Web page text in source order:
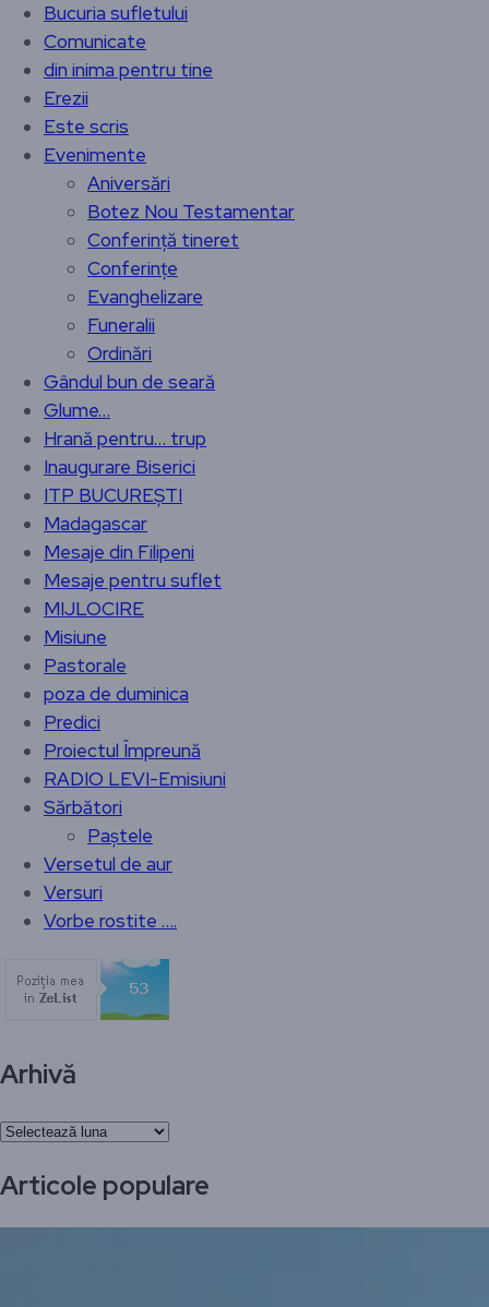
Bucuria sufletului
Comunicate
din inima pentru tine
Erezii
Este scris
Evenimente
Aniversări
Botez Nou Testamentar
Conferință tineret
Conferințe
Evanghelizare
Funeralii
Ordinări
Gândul bun de seară
Glume…
Hrană pentru… trup
Inaugurare Biserici
ITP BUCUREȘTI
Madagascar
Mesaje din Filipeni
Mesaje pentru suflet
MIJLOCIRE
Misiune
Pastorale
poza de duminica
Predici
Proiectul Împreună
RADIO LEVI-Emisiuni
Sărbători
Paștele
Versetul de aur
Versuri
Vorbe rostite ….
Arhivă
Arhivă
Articole populare